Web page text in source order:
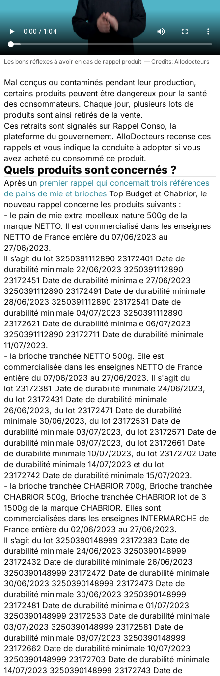
Les bons réflexes à avoir en cas de rappel produit Allodocteurs
Mal conçus ou contaminés pendant leur production,
certains produits peuvent être dangereux pour la santé
des consommateurs. Chaque jour, plusieurs lots de
produits sont ainsi retirés de la vente.
Ces retraits sont signalés sur Rappel Conso, la
plateforme du gouvernement. AlloDocteurs recense ces
rappels et vous indique la conduite à adopter si vous
avez acheté ou consommé ce produit.
Quels produits sont concernés ?
Après un premier rappel qui concernait trois références
de pains de mie et brioches Top Budget et Chabrior, le
nouveau rappel concerne les produits suivants :
- le pain de mie extra moelleux nature 500g de la
marque NETTO. Il est commercialisé dans les enseignes
NETTO de France entière du 07/06/2023 au
27/06/2023.
Il s’agit du lot 3250391112890 23172401 Date de
durabilité minimale 22/06/2023 3250391112890
23172451 Date de durabilité minimale 27/06/2023
3250391112890 23172491 Date de durabilité minimale
28/06/2023 3250391112890 23172541 Date de
durabilité minimale 04/07/2023 3250391112890
23172621 Date de durabilité minimale 06/07/2023
3250391112890 23172711 Date de durabilité minimale
11/07/2023.
- la brioche tranchée NETTO 500g. Elle est
commercialisée dans les enseignes NETTO de France
entière du 07/06/2023 au 27/06/2023. Il s'agit du
lot 23172381 Date de durabilité minimale 24/06/2023,
du lot 23172431 Date de durabilité minimale
26/06/2023, du lot 23172471 Date de durabilité
minimale 30/06/2023, du lot 23172531 Date de
durabilité minimale 03/07/2023, du lot 23172571 Date de
durabilité minimale 08/07/2023, du lot 23172661 Date
de durabilité minimale 10/07/2023, du lot 23172702 Date
de durabilité minimale 14/07/2023 et du lot
23172742 Date de durabilité minimale 15/07/2023.
- la brioche tranchée CHABRIOR 700g, Brioche tranchée
CHABRIOR 500g, Brioche tranchée CHABRIOR lot de 3
1500g de la marque CHABRIOR. Elles sont
commercialisées dans les enseignes INTERMARCHE de
France entière du 02/06/2023 au 27/06/2023.
Il s’agit du lot 3250390148999 23172383 Date de
durabilité minimale 24/06/2023 3250390148999
23172432 Date de durabilité minimale 26/06/2023
3250390148999 23172472 Date de durabilité minimale
30/06/2023 3250390148999 23172473 Date de
durabilité minimale 30/06/2023 3250390148999
23172481 Date de durabilité minimale 01/07/2023
3250390148999 23172533 Date de durabilité minimale
03/07/2023 3250390148999 23172581 Date de
durabilité minimale 08/07/2023 3250390148999
23172662 Date de durabilité minimale 10/07/2023
3250390148999 23172703 Date de durabilité minimale
14/07/2023 3250390148999 23172743 Date de